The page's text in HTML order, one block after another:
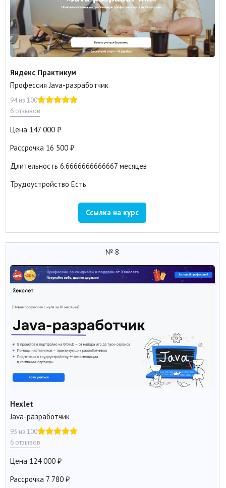
Яндекс Практикум
Профессия Java-разработчик
94 из 100
6 отзывов
Цена 147 000
Рассрочка 16 500
Длительность 6.6666666666667 месяцев
Трудоустройство Есть
Ссылка на курс
№ 8
Hexlet
Java-разработчик
93 из 100
6 отзывов
Цена 124 000
Рассрочка 7 780